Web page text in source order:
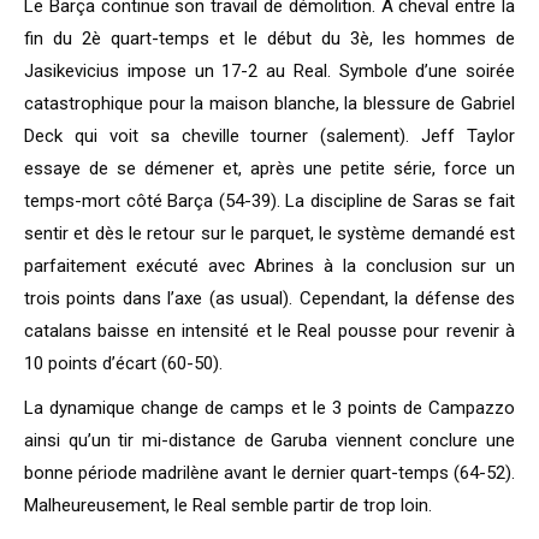
Le Barça continue son travail de démolition. A cheval entre la
fin du 2è quart-temps et le début du 3è, les hommes de
Jasikevicius impose un 17-2 au Real. Symbole d’une soirée
catastrophique pour la maison blanche, la blessure de Gabriel
Deck qui voit sa cheville tourner (salement). Jeff Taylor
essaye de se démener et, après une petite série, force un
temps-mort côté Barça (54-39). La discipline de Saras se fait
sentir et dès le retour sur le parquet, le système demandé est
parfaitement exécuté avec Abrines à la conclusion sur un
trois points dans l’axe (as usual). Cependant, la défense des
catalans baisse en intensité et le Real pousse pour revenir à
10 points d’écart (60-50).
La dynamique change de camps et le 3 points de Campazzo
ainsi qu’un tir mi-distance de Garuba viennent conclure une
bonne période madrilène avant le dernier quart-temps (64-52).
Malheureusement, le Real semble partir de trop loin.